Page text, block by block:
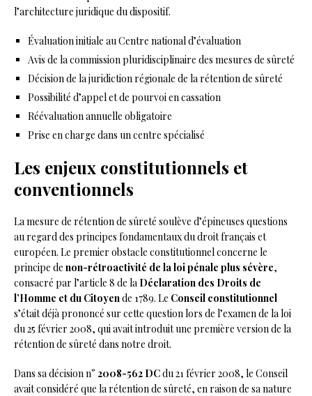
l’architecture juridique du dispositif.
Évaluation initiale au Centre national d’évaluation
Avis de la commission pluridisciplinaire des mesures de sûreté
Décision de la juridiction régionale de la rétention de sûreté
Possibilité d’appel et de pourvoi en cassation
Réévaluation annuelle obligatoire
Prise en charge dans un centre spécialisé
Les enjeux constitutionnels et
conventionnels
La mesure de rétention de sûreté soulève d’épineuses questions
au regard des principes fondamentaux du droit français et
européen. Le premier obstacle constitutionnel concerne le
principe de non-rétroactivité de la loi pénale plus sévère,
consacré par l’article 8 de la Déclaration des Droits de
l’Homme et du Citoyende 1789. Le Conseil constitutionnel
s’était déjà prononcé sur cette question lors de l’examen de la loi
du 25 février 2008, qui avait introduit une première version de la
rétention de sûreté dans notre droit.
Dans sa décision n° 2008-562 DCdu 21 février 2008, le Conseil
avait considéré que la rétention de sûreté, en raison de sa nature